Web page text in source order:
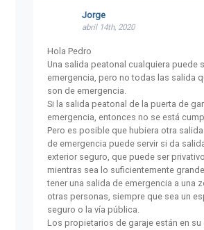
Jorge
abril 14th, 2020
Hola Pedro
Una salida peatonal cualquiera puede
emergencia, pero no todas las salida
son de emergencia.
Si la salida peatonal de la puerta de
emergencia, entonces no se está
Pero es posible que hubiera otra
de emergencia puede servir si da
exterior seguro, que puede ser
mientras sea lo suficientemente
tener una salida de emergencia a una
otras personas, siempre que sea un
seguro o la vía pública.
Los propietarios de garaje están en su